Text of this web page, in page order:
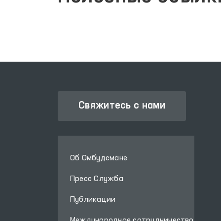
Хорезмской области.
Свяжитесь с нами
Об Омбудсмане
Пресс Служба
Публикации